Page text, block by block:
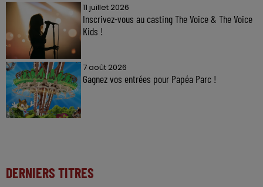
11 juillet 2026
Inscrivez-vous au casting The Voice & The Voice
Kids !
7 août 2026
Gagnez vos entrées pour Papéa Parc !
DERNIERS TITRES